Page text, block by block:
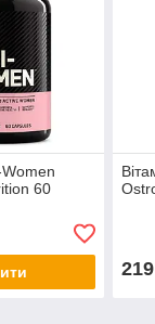
Women
60
219